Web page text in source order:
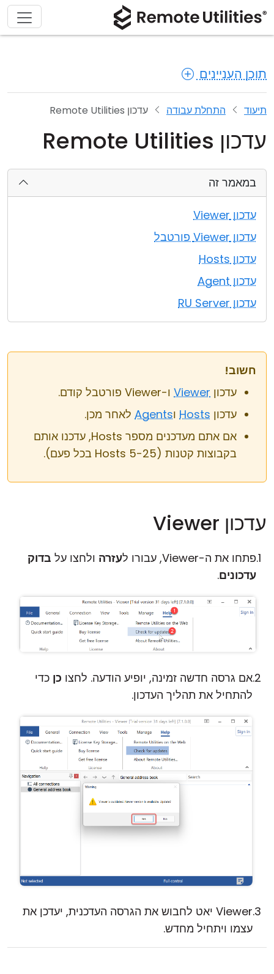
תוכן העניינים
תיעוד התחלת עבודה עדכון Remote Utilities
עדכון Remote Utilities
במאמר זה
עדכון Viewer
עדכון Viewer פורטבל
עדכון Hosts
עדכון Agent
עדכון RU Server
חשוב!
עדכון Viewer ו-Viewer פורטבל קודם.
עדכון Hosts וAgents לאחר מכן.
אם אתם מעדכנים מספר Hosts, עדכנו אותם
בקבוצות קטנות (5-25 Hosts בכל פעם).
עדכון Viewer
פתחו את ה-Viewer, עבורו ל עזרה ולחצו על בדוק
עדכונים.
אם גרסה חדשה זמינה, יופיע הודעה. לחצו כן כדי
להתחיל את תהליך העדכון.
Viewer יאט לחבוש את הגרסה העדכנית, יעדכן את
עצמו ויתחיל מחדש.